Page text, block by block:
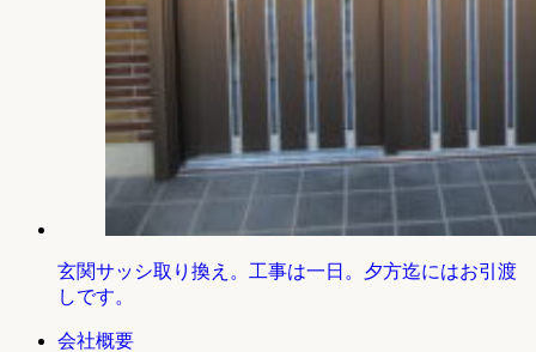
玄関サッシ取り換え。工事は一日。夕方迄にはお引渡
しです。
会社概要